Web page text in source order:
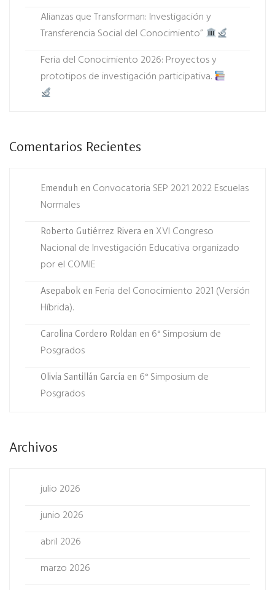
Alianzas que Transforman: Investigación y
Transferencia Social del Conocimiento”
Feria del Conocimiento 2026: Proyectos y
prototipos de investigación participativa.
Comentarios Recientes
Emenduh en Convocatoria SEP 2021 2022 Escuelas
Normales
Roberto Gutiérrez Rivera en XVI Congreso
Nacional de Investigación Educativa organizado
por el COMIE
Asepabok en Feria del Conocimiento 2021 (Versión
Híbrida).
Carolina Cordero Roldan en 6° Simposium de
Posgrados
Olivia Santillán García en 6° Simposium de
Posgrados
Archivos
julio 2026
junio 2026
abril 2026
marzo 2026